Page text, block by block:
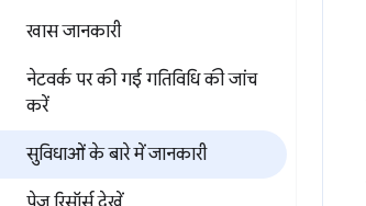
खास जानकारी
नेटवर्क पर की गई गतिविधि की जांच
करें
सुविधाओं के बारे में जानकारी